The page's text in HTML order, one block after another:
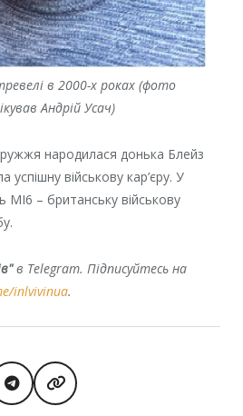
в 2000-х роках (фото
Андрій Усач)
народилася донька Блейз
військову кар’єру. У
МІ6 – британську військову
в Telegram. Підписуйтесь на
inlvivinua.